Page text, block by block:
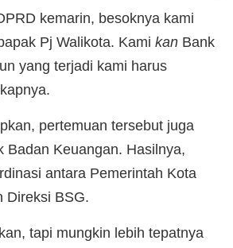
kemarin, besoknya kami
Pj Walikota. Kami kan Bank
yang terjadi kami harus
pertemuan tersebut juga
Badan Keuangan. Hasilnya,
antara Pemerintah Kota
Direksi BSG.
tapi mungkin lebih tepatnya